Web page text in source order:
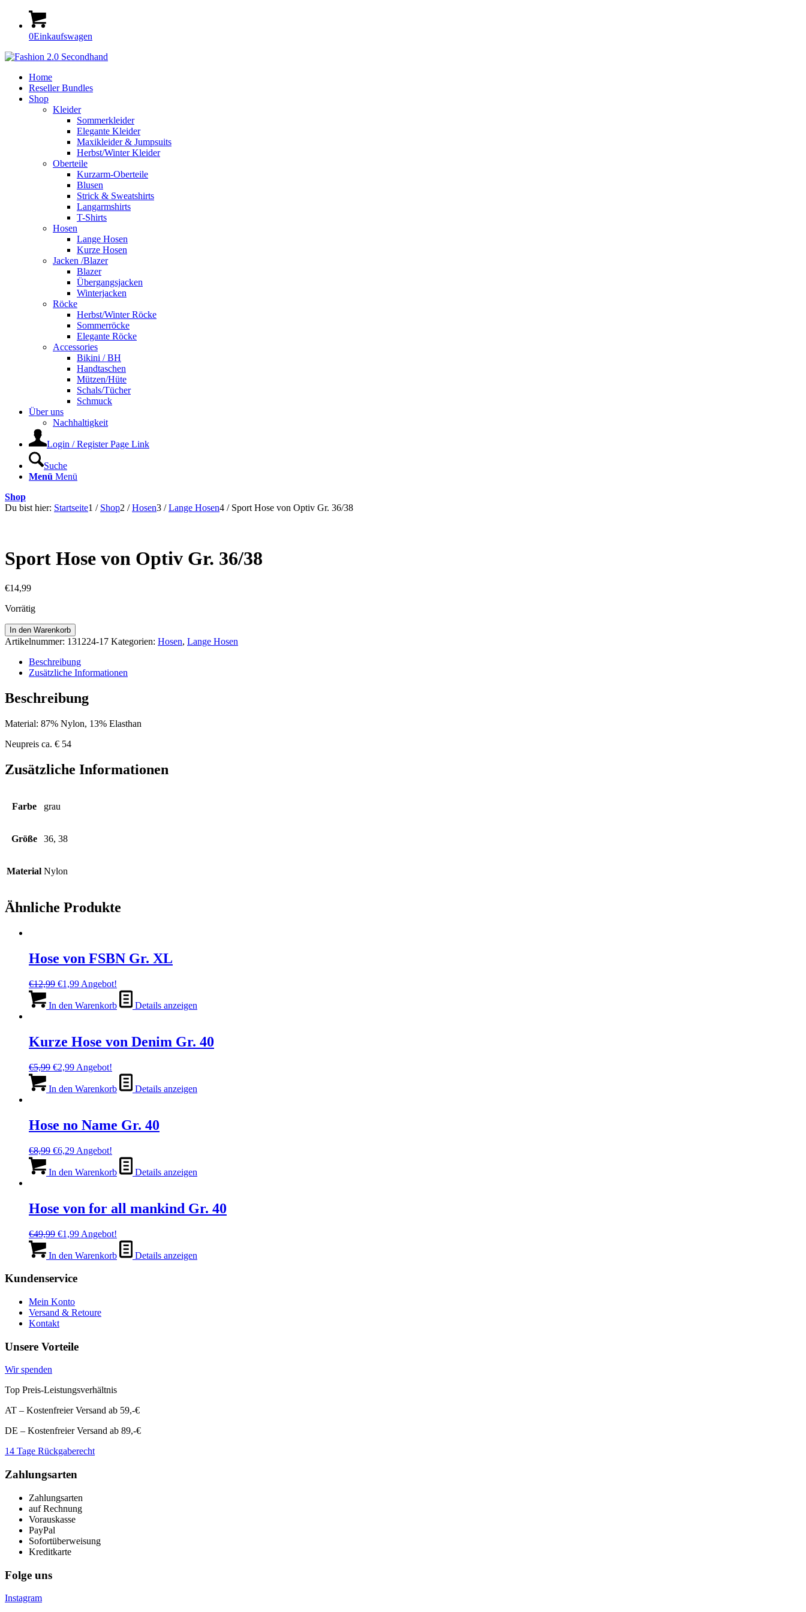
0Einkaufswagen
Home
Reseller Bundles
Shop
Kleider
Sommerkleider
Elegante Kleider
Maxikleider & Jumpsuits
Herbst/Winter Kleider
Oberteile
Kurzarm-Oberteile
Blusen
Strick & Sweatshirts
Langarmshirts
T-Shirts
Hosen
Lange Hosen
Kurze Hosen
Jacken /Blazer
Blazer
Übergangsjacken
Winterjacken
Röcke
Herbst/Winter Röcke
Sommerröcke
Elegante Röcke
Accessories
Bikini / BH
Handtaschen
Mützen/Hüte
Schals/Tücher
Schmuck
Über uns
Nachhaltigkeit
Login / Register Page Link
Suche
Menü Menü
Shop
Du bist hier: Startseite1 / Shop2 / Hosen3 / Lange Hosen4 / Sport Hose von Optiv Gr. 36/38
Sport Hose von Optiv Gr. 36/38
€14,99
Vorrätig
Sport
Hose
Optiv
Menge
In den Warenkorb
Artikelnummer: 131224-17 Kategorien: Hosen, Lange Hosen
Beschreibung
Zusätzliche Informationen
Beschreibung
Material: 87% Nylon, 13% Elasthan
Neupreis ca. € 54
Zusätzliche Informationen
Farbe grau
Größe 36, 38
Material Nylon
Ähnliche Produkte
Hose von FSBN Gr. XL
€12,99 Ursprünglicher
war:
€1,99Aktueller
ist:
Angebot!
In den Warenkorb Details anzeigen
Kurze Hose von Denim Gr. 40
€5,99 Ursprünglicher
war:
€2,99Aktueller
ist:
Angebot!
In den Warenkorb Details anzeigen
Hose no Name Gr. 40
€8,99 Ursprünglicher
war:
€6,29Aktueller
ist:
Angebot!
In den Warenkorb Details anzeigen
Hose von for all mankind Gr. 40
€49,99 Ursprünglicher
war:
€1,99Aktueller
ist:
Angebot!
In den Warenkorb Details anzeigen
Kundenservice
Mein Konto
Versand & Retoure
Kontakt
Unsere Vorteile
Wir spenden
Top Preis-Leistungsverhältnis
AT – Kostenfreier Versand ab 59,-€
DE – Kostenfreier Versand ab 89,-€
14 Tage Rückgaberecht
Zahlungsarten
Zahlungsarten
auf Rechnung
Vorauskasse
PayPal
Sofortüberweisung
Kreditkarte
Folge uns
Instagram